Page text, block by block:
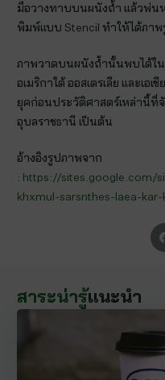
มือวางทาบบนผนังถ้ำ แล้วพ่น
พิมพ์แบบ Stencil ทำให้ได้ภา
ภาพวาดบนผนังถ้ำนั้นพบได้ใน
อเมริกาใต้ ออสเตรเลีย และเอ
ยุคก่อนประวัติศาสตร์เหล่านี้ที่
อุบลราชธานี เป็นต้น
อ้างอิงรูปภาพจาก
: https://sites.google.com/
khxmul-sarsnthes-laea-
สาระน่ารู้แนะนำ